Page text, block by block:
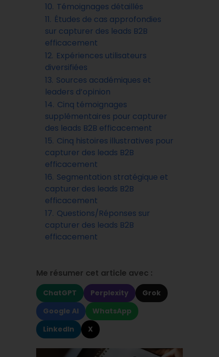
10. Témoignages détaillés
11. Études de cas approfondies
sur capturer des leads B2B
efficacement
12. Expériences utilisateurs
diversifiées
13. Sources académiques et
leaders d’opinion
14. Cinq témoignages
supplémentaires pour capturer
des leads B2B efficacement
15. Cinq histoires illustratives pour
capturer des leads B2B
efficacement
16. Segmentation stratégique et
capturer des leads B2B
efficacement
17. Questions/Réponses sur
capturer des leads B2B
efficacement
Me résumer cet article avec :
ChatGPT Perplexity
Grok
Google AI
WhatsApp
LinkedIn
X